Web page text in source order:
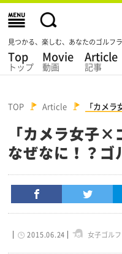
見つかる、楽しむ、あなたのゴルフラ
Top
トップ
Movie
動画
Article
記事
TOP Article 「カメ
「カメラ女子
なぜなに！？ゴ
2015.06.24 女子ゴルフ